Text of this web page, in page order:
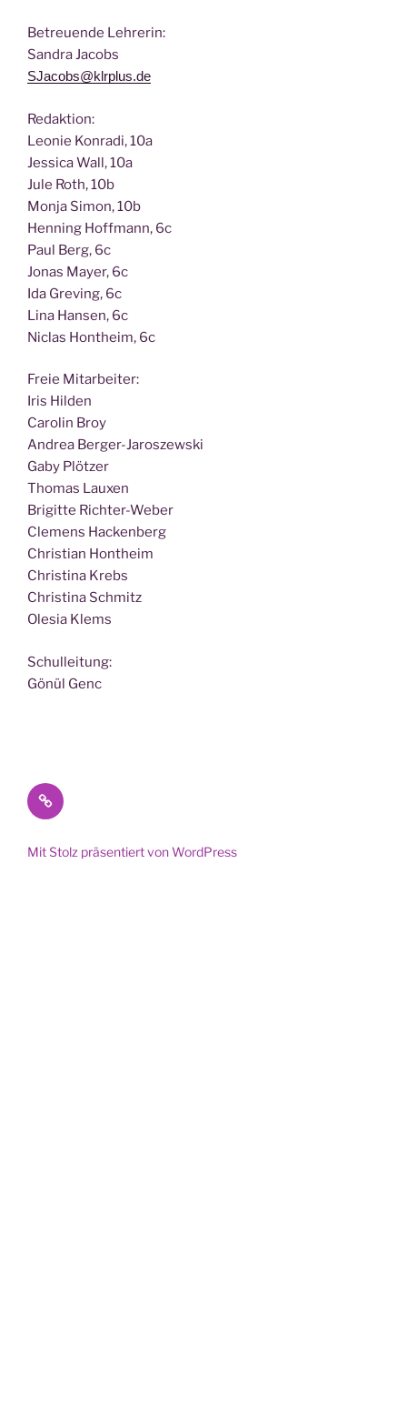
Betreu­en­de Lehrerin:
San­dra Jacobs
SJacobs@klrplus.de
Redak­ti­on:
Leo­nie Kon­ra­di, 10a
Jes­si­ca Wall, 10a
Jule Roth, 10b
Mon­ja Simon, 10b
Hen­ning Hoff­mann, 6c
Paul Berg, 6c
Jonas May­er, 6c
Ida Gre­ving, 6c
Lina Han­sen, 6c
Nic­las Hont­heim, 6c
Freie Mit­ar­bei­ter:
Iris Hilden
Caro­lin Broy
Andrea Berger-Jaroszewski
Gaby Plötzer
Tho­mas Lauxen
Bri­git­te Richter-Weber
Cle­mens Hackenberg
Chris­ti­an Hontheim
Chris­ti­na Krebs
Chris­ti­na Schmitz
Ole­sia Klems
Schul­lei­tung:
Gönül Genc
Datenschutz
Mit Stolz präsentiert von WordPress